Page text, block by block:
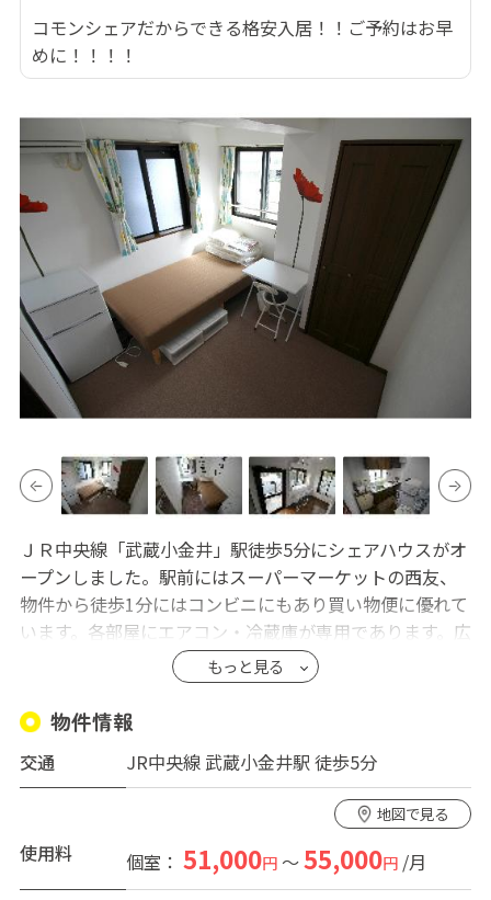
コモンシェアだからできる格安入居！！ご予約はお早
めに！！！！
ＪＲ中央線「武蔵小金井」駅徒歩5分にシェアハウスがオ
ープンしました。駅前にはスーパーマーケットの西友、
物件から徒歩1分にはコンビニにもあり買い物便に優れて
います。各部屋にエアコン・冷蔵庫が専用であります。広
いルーフバルコニーは解放感もあり、おススメのシェア
もっと見る
物件情報
交通 JR中央線 武蔵小金井駅 徒歩5分
地図で見る
使用料 個室： 51,000円～55,000円/月